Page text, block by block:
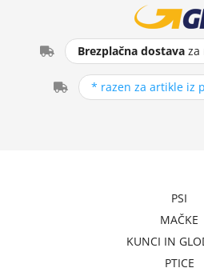
Brezplačna dostava za
* razen za artikle iz
PSI
MAČKE
KUNCI IN
PTICE